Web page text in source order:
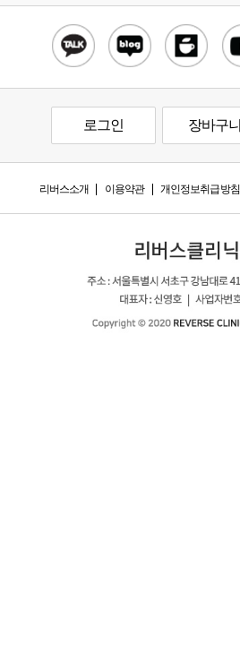
로그인 장바구니
리버스소개 이용약관 개인정보취급방침